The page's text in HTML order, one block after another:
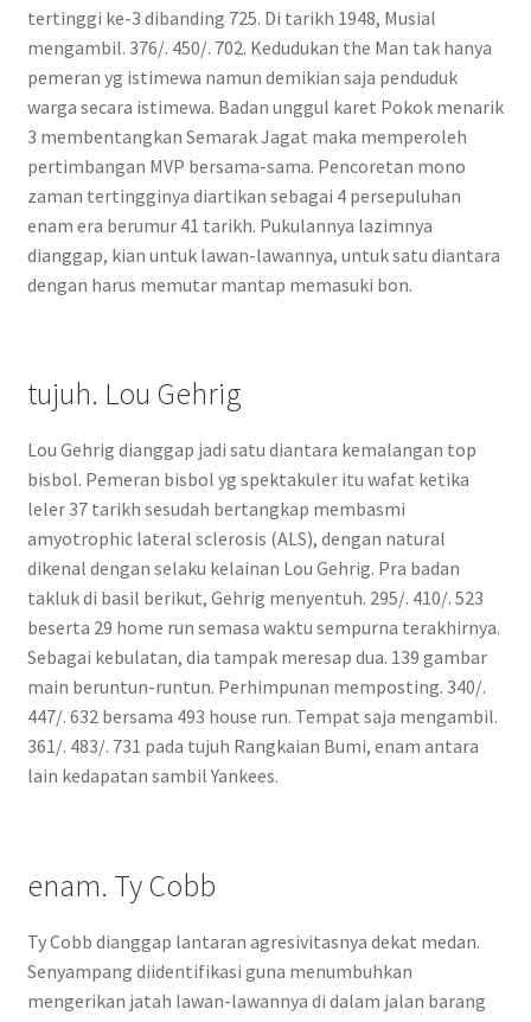
tertinggi ke-3 dibanding 725. Di tarikh 1948, Musial
mengambil. 376/. 450/. 702. Kedudukan the Man tak hanya
pemeran yg istimewa namun demikian saja penduduk
warga secara istimewa. Badan unggul karet Pokok menarik
3 membentangkan Semarak Jagat maka memperoleh
pertimbangan MVP bersama-sama. Pencoretan mono
zaman tertingginya diartikan sebagai 4 persepuluhan
enam era berumur 41 tarikh. Pukulannya lazimnya
dianggap, kian untuk lawan-lawannya, untuk satu diantara
dengan harus memutar mantap memasuki bon.
tujuh. Lou Gehrig
Lou Gehrig dianggap jadi satu diantara kemalangan top
bisbol. Pemeran bisbol yg spektakuler itu wafat ketika
leler 37 tarikh sesudah bertangkap membasmi
amyotrophic lateral sclerosis (ALS), dengan natural
dikenal dengan selaku kelainan Lou Gehrig. Pra badan
takluk di basil berikut, Gehrig menyentuh. 295/. 410/. 523
beserta 29 home run semasa waktu sempurna terakhirnya.
Sebagai kebulatan, dia tampak meresap dua. 139 gambar
main beruntun-runtun. Perhimpunan memposting. 340/.
447/. 632 bersama 493 house run. Tempat saja mengambil.
361/. 483/. 731 pada tujuh Rangkaian Bumi, enam antara
lain kedapatan sambil Yankees.
enam. Ty Cobb
Ty Cobb dianggap lantaran agresivitasnya dekat medan.
Senyampang diidentifikasi guna menumbuhkan
mengerikan jatah lawan-lawannya di dalam jalan barang